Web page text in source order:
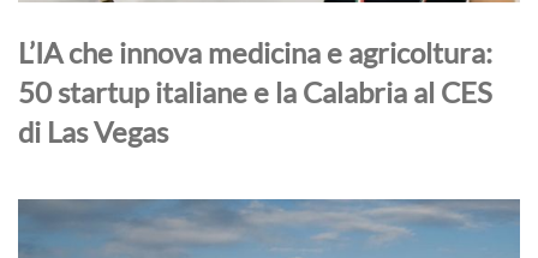
L’IA che innova medicina e agricoltura:
50 startup italiane e la Calabria al CES
di Las Vegas